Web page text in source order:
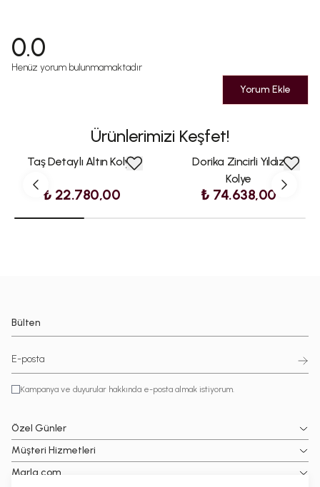
0.0
Henüz yorum bulunmamaktadır
Yorum Ekle
Ürünlerimizi Keşfet!
Taş Detaylı Altın Kolye
₺ 22.780,00
Dorika Zincirli Yıldız
Kolye
₺ 74.638,00
Bülten
Kampanya ve duyurular hakkında e-posta almak istiyorum.
Özel Günler
Müşteri Hizmetleri
Marla.com